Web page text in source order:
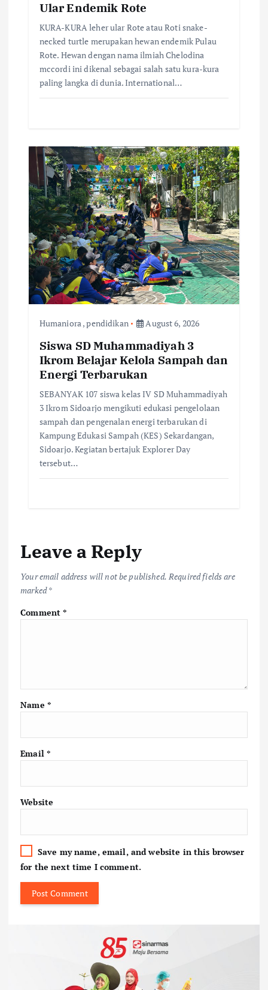
Ular Endemik Rote
KURA-KURA leher ular Rote atau Roti snake-
necked turtle merupakan hewan endemik Pulau
Rote. Hewan dengan nama ilmiah Chelodina
mccordi ini dikenal sebagai salah satu kura-kura
paling langka di dunia. International…
Humaniora ,pendidikan August 6, 2026
Siswa SD Muhammadiyah 3
Ikrom Belajar Kelola Sampah dan
Energi Terbarukan
SEBANYAK 107 siswa kelas IV SD Muhammadiyah
3 Ikrom Sidoarjo mengikuti edukasi pengelolaan
sampah dan pengenalan energi terbarukan di
Kampung Edukasi Sampah (KES) Sekardangan,
Sidoarjo. ​Kegiatan bertajuk Explorer Day
tersebut…
Leave a Reply
Your email address will not be published. Required fields are
marked*
Comment*
Name *
Email *
Website
Save my name, email, and website in this browser
for the next time I comment.